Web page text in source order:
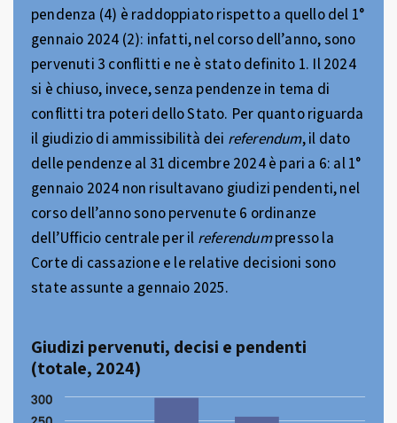
pendenza (4) è raddoppiato rispetto a quello del 1°
gennaio 2024 (2): infatti, nel corso dell’anno, sono
pervenuti 3 conflitti e ne è stato definito 1. Il 2024
si è chiuso, invece, senza pendenze in tema di
conflitti tra poteri dello Stato. Per quanto riguarda
il giudizio di ammissibilità dei referendum, il dato
delle pendenze al 31 dicembre 2024 è pari a 6: al 1°
gennaio 2024 non risultavano giudizi pendenti, nel
corso dell’anno sono pervenute 6 ordinanze
dell’Ufficio centrale per il referendumpresso la
Corte di cassazione e le relative decisioni sono
state assunte a gennaio 2025.
Giudizi pervenuti, decisi e pendenti
(totale, 2024)